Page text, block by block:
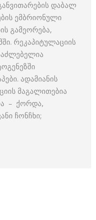
დაბალ
ემბრიონული
გამეორება,
რეკაპიტულაციის
ადამიანის
მაგალითებია
– ქორდა,
ჩონჩხი;